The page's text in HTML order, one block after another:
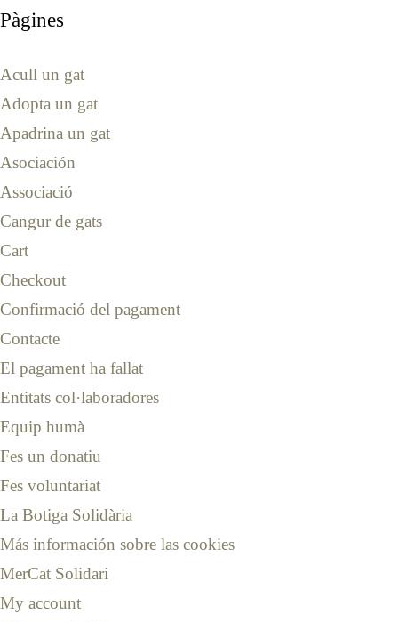
Pàgines
Acull un gat
Adopta un gat
Apadrina un gat
Asociación
Associació
Cangur de gats
Cart
Checkout
Confirmació del pagament
Contacte
El pagament ha fallat
Entitats col·laboradores
Equip humà
Fes un donatiu
Fes voluntariat
La Botiga Solidària
Más información sobre las cookies
MerCat Solidari
My account